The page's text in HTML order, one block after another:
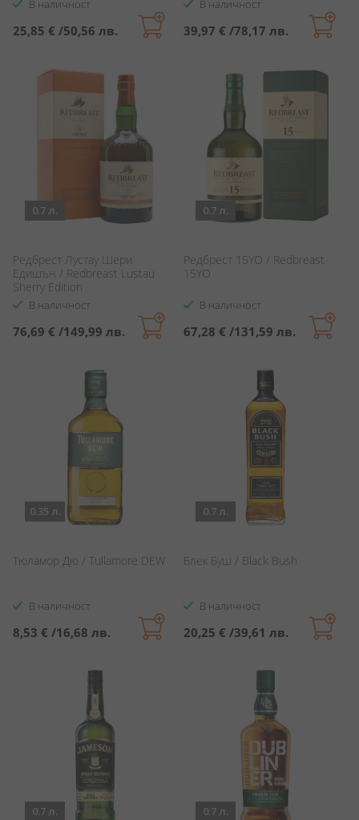
В наличност
25,85 € /50,56 лв.
В наличност
39,97 € /78,17 лв.
0.7 л.
Редбрест Лустау Шери
Едишън / Redbreast Lustau
Sherry Edition
В наличност
76,69 € /149,99 лв.
0.7 л.
Редбрест 15YO / Redbreast
15YO
В наличност
67,28 € /131,59 лв.
0.35 л.
Тюламор Дю / Tullamore DEW
В наличност
8,53 € /16,68 лв.
0.7 л.
Блек Буш / Black Bush
В наличност
20,25 € /39,61 лв.
0.7 л. 0.7 л.